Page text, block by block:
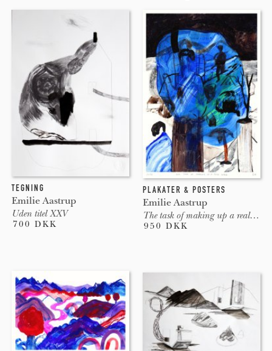
TEGNING
Emilie Aastrup
Uden titel XXV
700 DKK
PLAKATER & POSTERS
Emilie Aastrup
The task of making up a real world
950 DKK